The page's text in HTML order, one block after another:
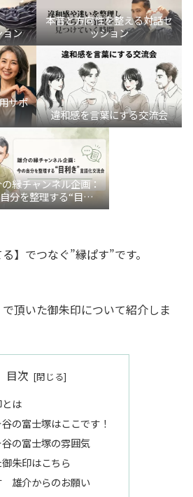
ョン
本音と方向性を整える対話セ
ッション
サポ
違和感を言葉にする交流会
縁チャンネル企画：
分を整理する“目利
”言語化交流会』
】でつなぐ”縁ぱす”です。
で頂いた御朱印について紹介しま
目次
は
の富士塚はここです！
の富士塚の雰囲気
朱印はこちら
雄介からのお願い